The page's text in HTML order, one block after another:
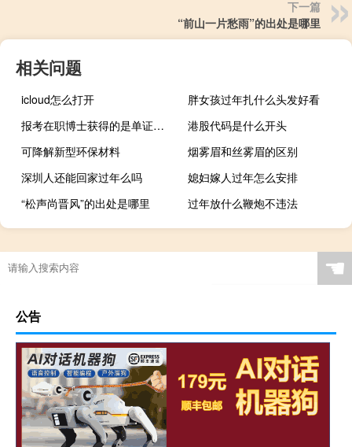
下一篇
“前山一片愁雨”的出处是哪里
相关问题
icloud怎么打开
胖女孩过年扎什么头发好看
报考在职博士获得的是单证还是双证
港股代码是什么开头
可降解新型环保材料
烟雾眉和丝雾眉的区别
深圳人还能回家过年么吗
媳妇嫁人过年怎么安排
“松声尚晋风”的出处是哪里
过年放什么鞭炮不违法
☚
公告